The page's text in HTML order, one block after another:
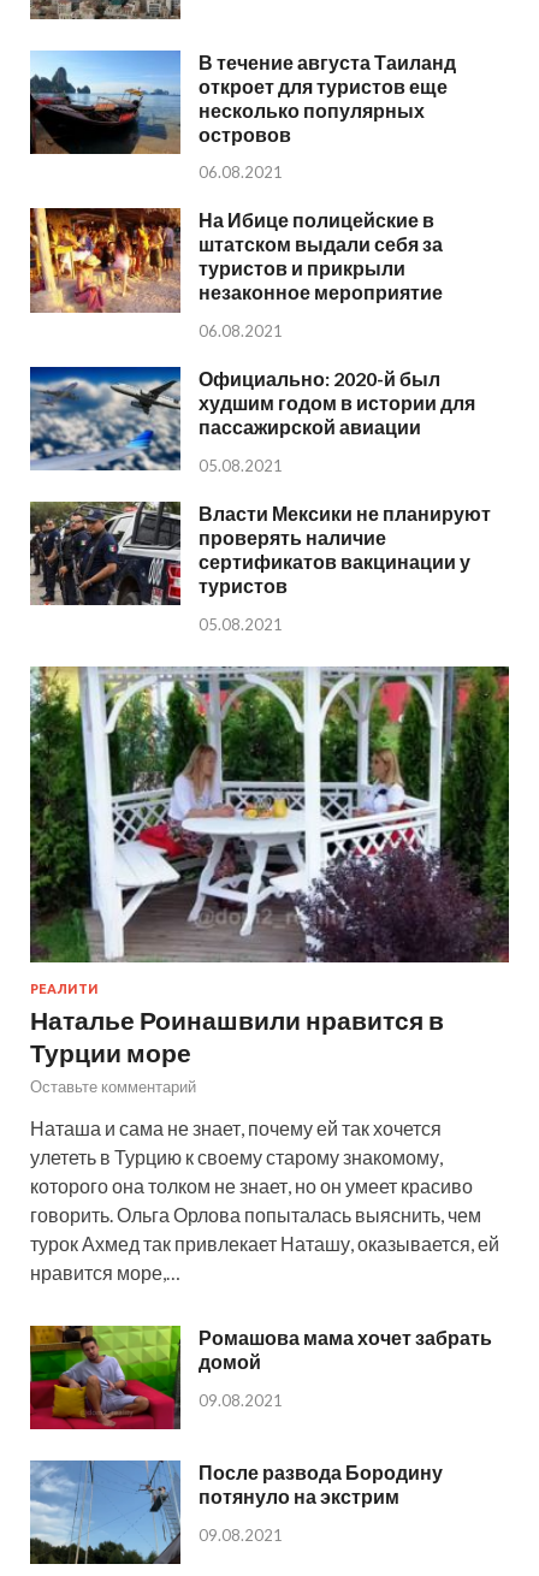
В течение августа Таиланд
откроет для туристов еще
несколько популярных
островов
06.08.2021
На Ибице полицейские в
штатском выдали себя за
туристов и прикрыли
незаконное мероприятие
06.08.2021
Официально: 2020-й был
худшим годом в истории для
пассажирской авиации
05.08.2021
Власти Мексики не планируют
проверять наличие
сертификатов вакцинации у
туристов
05.08.2021
РЕАЛИТИ
Наталье Роинашвили нравится в
Турции море
Оставьте комментарий
Наташа и сама не знает, почему ей так хочется
улететь в Турцию к своему старому знакомому,
которого она толком не знает, но он умеет красиво
говорить. Ольга Орлова попыталась выяснить, чем
турок Ахмед так привлекает Наташу, оказывается, ей
нравится море,…
Ромашова мама хочет забрать
домой
09.08.2021
После развода Бородину
потянуло на экстрим
09.08.2021